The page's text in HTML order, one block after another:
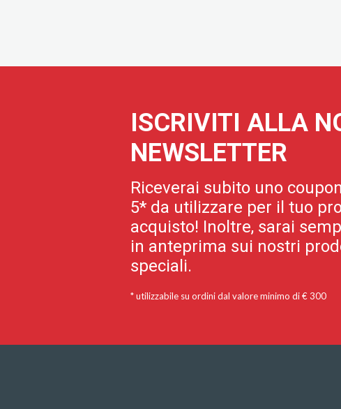
ISCRIVITI ALLA
NEWSLETTER
Riceverai subito uno
5* da utilizzare per il tuo
acquisto! Inoltre, sarai
in anteprima sui nostri
speciali.
* utilizzabile su ordini dal valore minimo di € 300